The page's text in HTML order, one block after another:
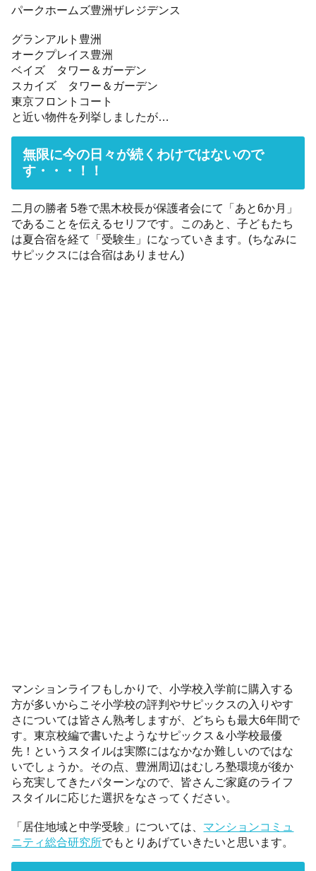
パークホームズ豊洲ザレジデンス
グランアルト豊洲
オークプレイス豊洲
ベイズ タワー＆ガーデン
スカイズ タワー＆ガーデン
東京フロントコート
と近い物件を列挙しましたが…
無限に今の日々が続くわけではないので
す・・・！！
二月の勝者 5巻で黒木校長が保護者会にて「あと6か月」
であることを伝えるセリフです。このあと、子どもたち
は夏合宿を経て「受験生」になっていきます。(ちなみに
サピックスには合宿はありません)
マンションライフもしかりで、小学校入学前に購入する
方が多いからこそ小学校の評判やサピックスの入りやす
さについては皆さん熟考しますが、どちらも最大6年間で
す。東京校編で書いたようなサピックス＆小学校最優
先！というスタイルは実際にはなかなか難しいのではな
いでしょうか。その点、豊洲周辺はむしろ塾環境が後か
ら充実してきたパターンなので、皆さんご家庭のライフ
スタイルに応じた選択をなさってください。
「居住地域と中学受験」については、 マンションコミュ
ニティ総合研究所でもとりあげていきたいと思います。